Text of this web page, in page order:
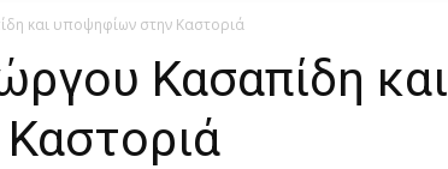
και υποψηφίων στην Καστοριά
Κασαπίδη και